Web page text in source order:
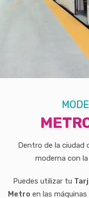
Dentro de la ciudad
moderna con
Puedes utilizar tu
Metro en las